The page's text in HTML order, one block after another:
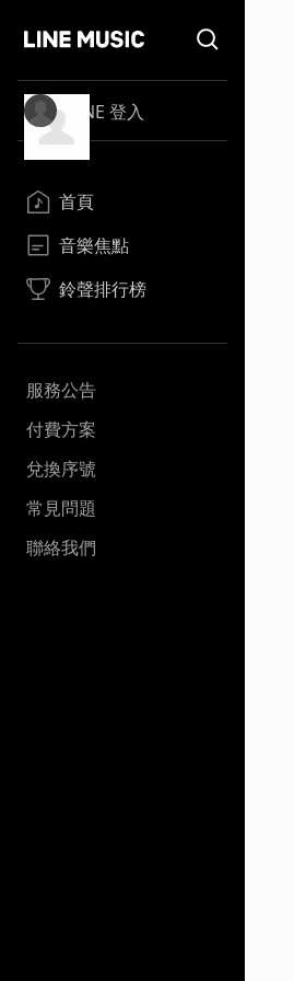
LINE 登入
首頁
音樂焦點
鈴聲排行榜
服務公告
付費方案
兌換序號
常見問題
聯絡我們